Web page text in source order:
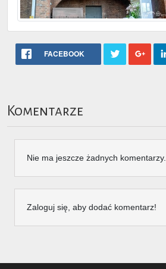
FACEBOOK
Komentarze
Nie ma jeszcze żadnych
Zaloguj się, aby dodać komentarz!